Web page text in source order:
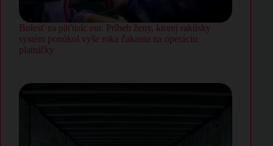
Bolesť za päťtisíc eur. Príbeh ženy, ktorej rakúsky
systém ponúkol vyše roka čakania na operáciu
platničky